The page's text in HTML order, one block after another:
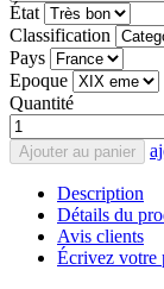
État
Classification
Pays
Epoque
Quantité
Ajouter au panier
Description
Détails du
Avis clients
Écrivez votre